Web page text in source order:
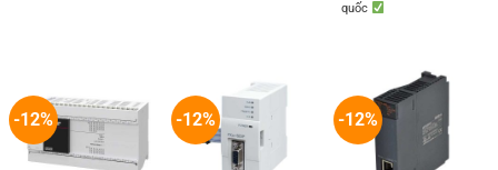
quốc
-12% -12% -12%